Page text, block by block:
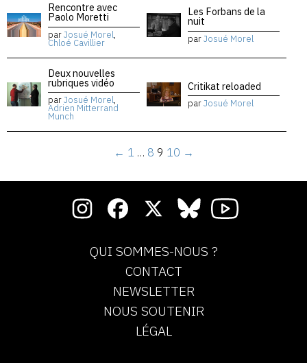
Rencontre avec
Paolo Moretti
parJosué Morel,
Chloé Cavillier
Les Forbans de la
nuit
parJosué Morel
Deux nouvelles
rubriques vidéo
parJosué Morel,
Adrien Mitterrand
Munch
Critikat reloaded
parJosué Morel
← 1 … 8 9 10 →
QUI SOMMES-NOUS ?
CONTACT
NEWSLETTER
NOUS SOUTENIR
LÉGAL